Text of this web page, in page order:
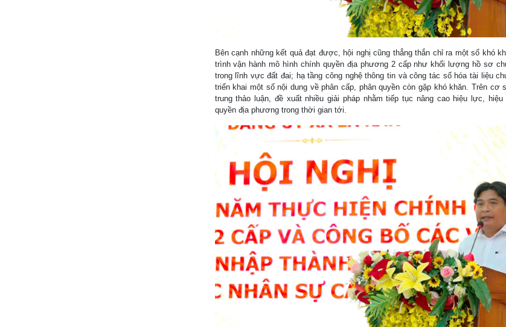
Bên cạnh những kết quả đạt được, hội nghị cũng thẳng thắn chỉ ra một số khó
trình vận hành mô hình chính quyền địa phương 2 cấp như khối lượng hồ sơ
trong lĩnh vực đất đai; hạ tầng công nghệ thông tin và công tác số hóa tài liệu
triển khai một số nội dung về phân cấp, phân quyền còn gặp khó khăn. Trên cơ
trung thảo luận, đề xuất nhiều giải pháp nhằm tiếp tục nâng cao hiệu lực,
quyền địa phương trong thời gian tới.